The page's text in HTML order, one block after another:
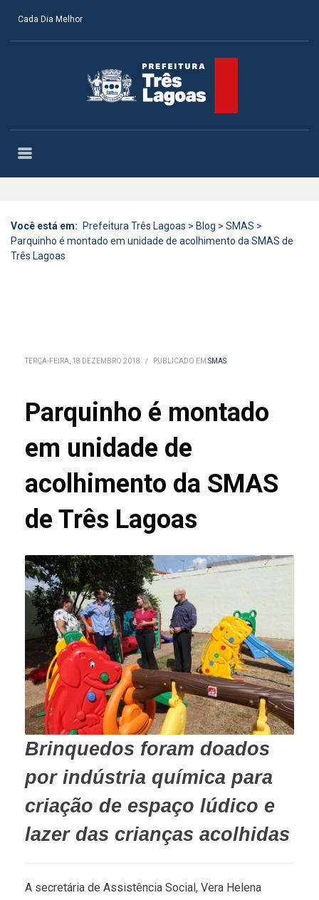
Cada Dia Melhor
Você está em: Prefeitura Três Lagoas > Blog > SMAS >
Parquinho é montado em unidade de acolhimento da SMAS de
Três Lagoas
TERÇA-FEIRA, 18 DEZEMBRO 2018 / PUBLICADO EM SMAS
Parquinho é montado
em unidade de
acolhimento da SMAS
de Três Lagoas
Brinquedos foram doados
por indústria química para
criação de espaço lúdico e
lazer das crianças acolhidas
A secretária de Assistência Social, Vera Helena